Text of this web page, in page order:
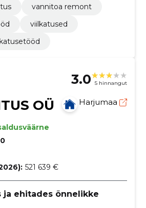
vannitoa remont
viilkatused
katusetööd
3.0 5 hinnangut
OÜ Harjumaa
521 639 €
ja ehitades õnnelikke